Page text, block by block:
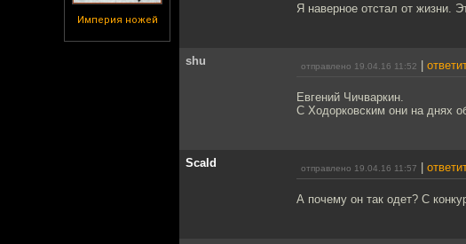
Империя ножей
Я наверное отстал от жизни.
shu отправлено 19.04.16 11:52
Евгений Чичваркин.
С Ходорковским они на днях
Scald отправлено 19.04.16 11:57
А почему он так одет? С